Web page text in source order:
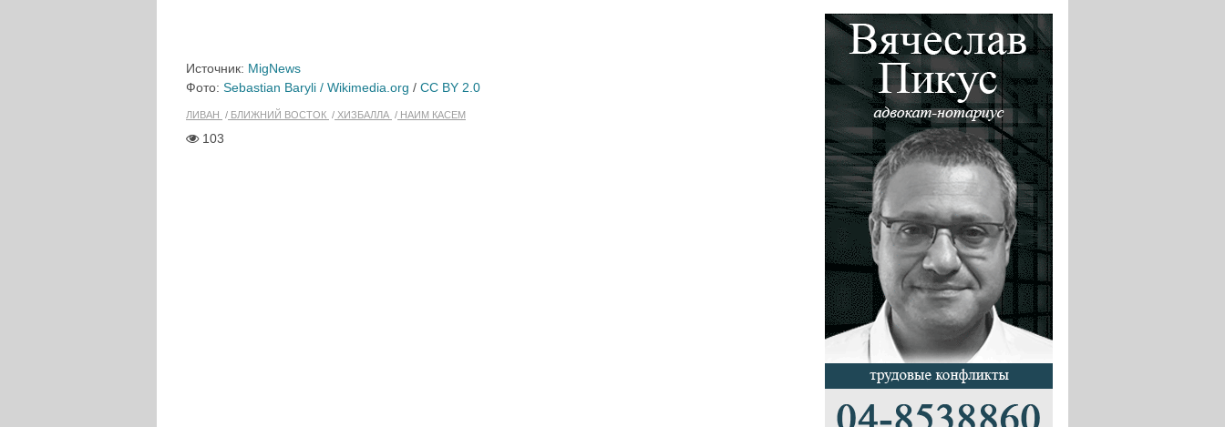
Источник: MigNews
Фото: Sebastian Baryli / Wikimedia.org / CC BY 2.0
ЛИВАН БЛИЖНИЙ ВОСТОК ХИЗБАЛЛА НАИМ КАСЕМ
103